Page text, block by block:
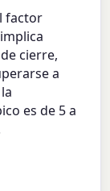
factor
cierre,
a
es de 5 a